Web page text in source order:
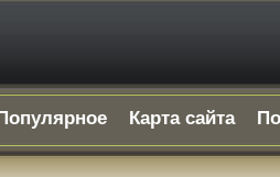
Карта сайта